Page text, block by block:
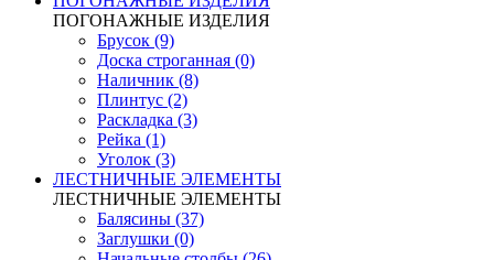
ПОГОНАЖНЫЕ ИЗДЕЛИЯ
Брусок (9)
Доска строганная (0)
Наличник (8)
Плинтус (2)
Раскладка (3)
Рейка (1)
Уголок (3)
ЛЕСТНИЧНЫЕ ЭЛЕМЕНТЫ
ЛЕСТНИЧНЫЕ ЭЛЕМЕНТЫ
Балясины (37)
Заглушки (0)